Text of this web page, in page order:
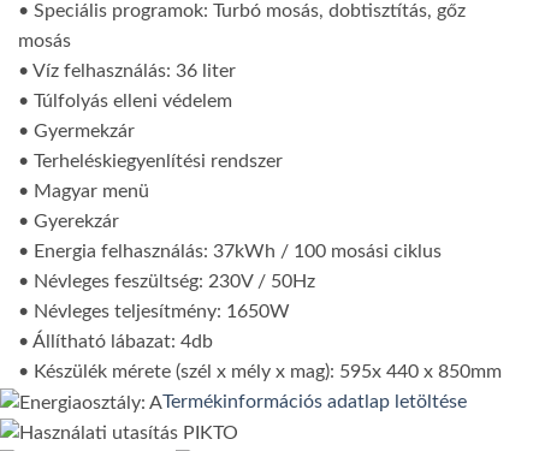
• Speciális programok: Turbó mosás, dobtisztítás, gőz
mosás
• Víz felhasználás: 36 liter
• Túlfolyás elleni védelem
• Gyermekzár
• Terheléskiegyenlítési rendszer
• Magyar menü
• Gyerekzár
• Energia felhasználás: 37kWh / 100 mosási ciklus
• Névleges feszültség: 230V / 50Hz
• Névleges teljesítmény: 1650W
• Állítható lábazat: 4db
• Készülék mérete (szél x mély x mag): 595x 440 x 850mm
Termékinformációs adatlap letöltése